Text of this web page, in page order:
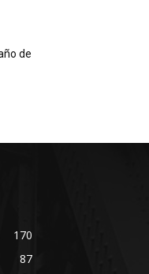
de
170
87